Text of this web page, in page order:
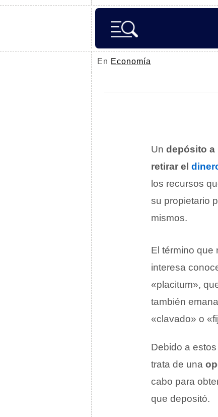
En Economía
Un depósito a
retirar el
los recursos
su propietario
mismos.
El término que
interesa
«placitum»,
también
«clavado» o
Debido a
trata de una
cabo para
que depositó.